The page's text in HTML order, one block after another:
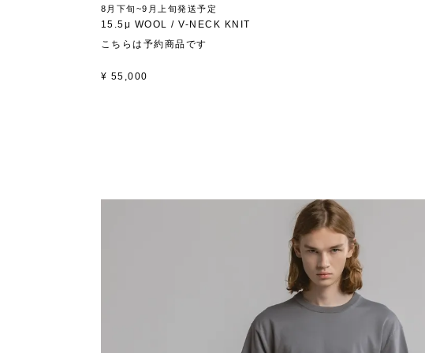
8月下旬~9月上旬発送予定
15.5μ WOOL / V-NECK KNIT
こちらは予約商品です
¥ 55,000